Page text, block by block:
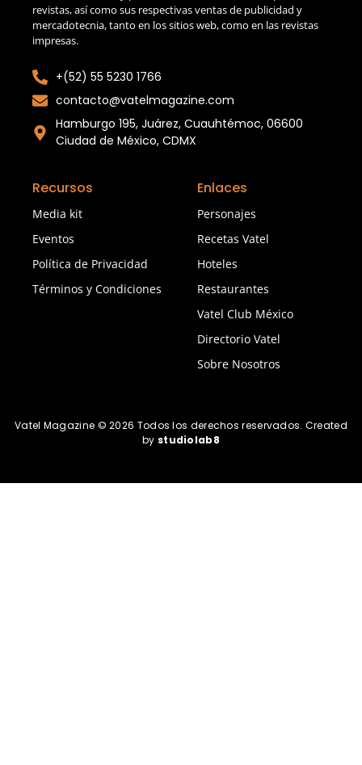
revistas, así como sus respectivas ventas de publicidad y
mercadotecnia, tanto en los sitios web, como en las revistas
impresas.
+(52) 55 5230 1766
contacto@vatelmagazine.com
Hamburgo 195, Juárez, Cuauhtémoc, 06600
Ciudad de México, CDMX
Recursos
Media kit
Eventos
Política de Privacidad
Términos y Condiciones
Enlaces
Personajes
Recetas Vatel
Hoteles
Restaurantes
Vatel Club México
Directorio Vatel
Sobre Nosotros
Vatel Magazine © 2026 Todos los derechos reservados. Created
by studiolab8